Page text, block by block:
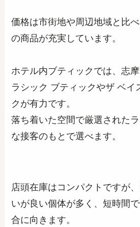
価格は市街地や周辺地域と比
の商品が充実しています。
ホテル内ブティックでは、志
ラシック ブティックやザ ベイ
クが有力です。
落ち着いた空間で厳選された
な接客のもとで選べます。
店頭在庫はコンパクトですが
いが良い個体が多く、短時間
合に向きます。